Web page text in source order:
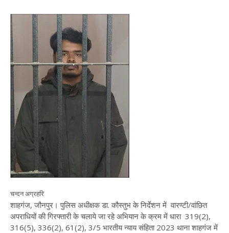
चन्दन अग्रहरि
शाहगंज, जौनपुर। पुलिस अधीक्षक डा. कौस्तुभ के निर्देशन में वारण्टी/वांछित
अपराधियों की गिरफ्तारी के चलाये जा रहे अभियान के क्रम में धारा 319(2),
316(5), 336(2), 61(2), 3/5 भारतीय न्याय संहिता 2023 थाना शाहगंज में